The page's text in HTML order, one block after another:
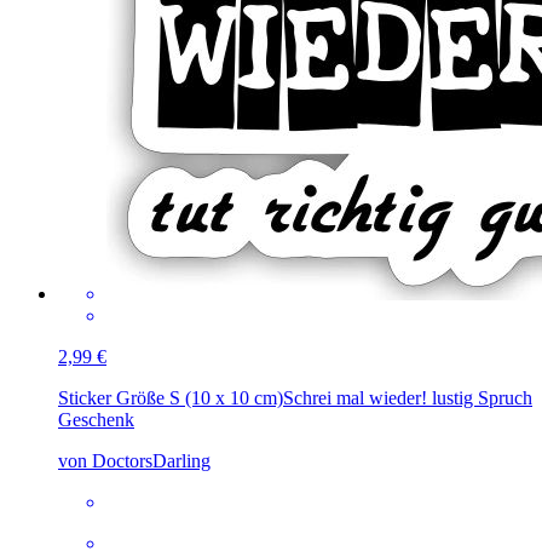
2,99 €
Sticker Größe S (10 x 10 cm)Schrei mal wieder! lustig Spruch
Geschenk
von DoctorsDarling